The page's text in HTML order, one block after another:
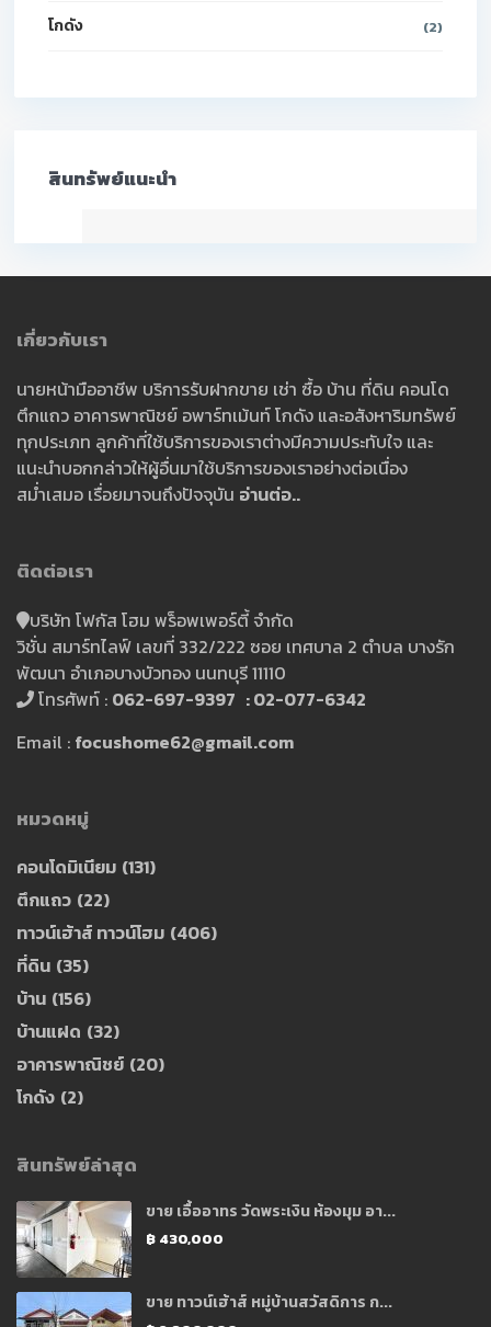
โกดัง (2)
สินทรัพย์แนะนำ
เกี่ยวกับเรา
นายหน้ามืออาชีพ บริการรับฝากขาย เช่า ซื้อ บ้าน ที่ดิน คอนโด
ตึกแถว อาคารพาณิชย์ อพาร์ทเม้นท์ โกดัง และอสังหาริมทรัพย์
ทุกประเภท ลูกค้าที่ใช้บริการของเราต่างมีความประทับใจ และ
แนะนำบอกกล่าวให้ผู้อื่นมาใช้บริการของเราอย่างต่อเนื่อง
สม่ำเสมอ เรื่อยมาจนถึงปัจจุบัน อ่านต่อ..
ติดต่อเรา
บริษัท โฟกัส โฮม พร็อพเพอร์ตี้ จำกัด
วิชั่น สมาร์ทไลฟ์ เลขที่ 332/222 ซอย เทศบาล 2 ตำบล บางรัก
พัฒนา อำเภอบางบัวทอง นนทบุรี 11110
โทรศัพท์ : 062-697-9397 : 02-077-6342
Email : focushome62@gmail.com
หมวดหมู่
คอนโดมิเนียม (131)
ตึกแถว (22)
ทาวน์เฮ้าส์ ทาวน์โฮม (406)
ที่ดิน (35)
บ้าน (156)
บ้านแฝด (32)
อาคารพาณิชย์ (20)
โกดัง (2)
สินทรัพย์ล่าสุด
ขาย เอื้ออาทร วัดพระเงิน ห้องมุม อา...
฿ 430,000
ขาย ทาวน์เฮ้าส์ หมู่บ้านสวัสดิการ ก...